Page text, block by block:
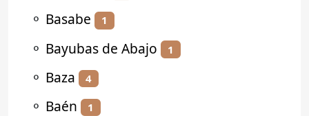
⚬ Basabe 1
⚬ Bayubas de Abajo 1
⚬ Baza 4
⚬ Baén 1